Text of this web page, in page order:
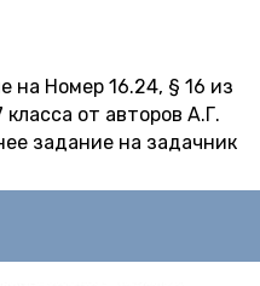
на Номер 16.24, § 16 из
от авторов А.Г.
задание на задачник